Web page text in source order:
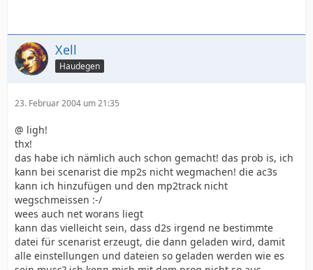
Xell
Haudegen
23. Februar 2004 um 21:35
@ ligh!
thx!
das habe ich nämlich auch schon gemacht! das prob is, ich
kann bei scenarist die mp2s nicht wegmachen! die ac3s
kann ich hinzufügen und den mp2track nicht
wegschmeissen :-/
wees auch net worans liegt
kann das vielleicht sein, dass d2s irgend ne bestimmte
datei für scenarist erzeugt, die dann geladen wird, damit
alle einstellungen und dateien so geladen werden wie es